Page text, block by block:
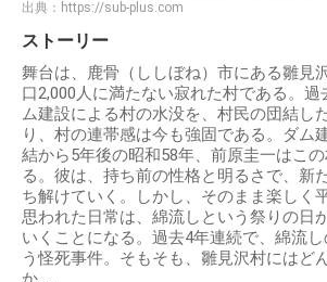
出典： https://sub-plus.com
ストーリー
舞台は、鹿骨（ししぼね）市にある雛見
口2,000人に満たない寂れた村である。
ム建設による村の水没を、村民の団結し
り、村の連帯感は今も強固である。ダム
結から5年後の昭和58年、前原圭一はこ
る。彼は、持ち前の性格と明るさで、新
ち解けていく。しかし、そのまま楽しく
思われた日常は、綿流しという祭りの日
いくことになる。過去4年連続で、綿流
う怪死事件。そもそも、雛見沢村にはど